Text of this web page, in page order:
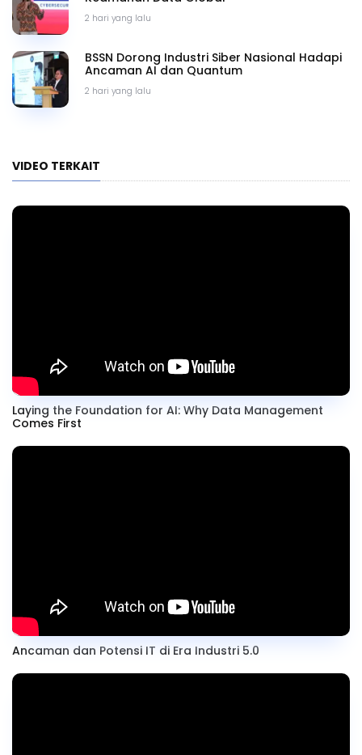
2 hari yang lalu
2 hari yang lalu
BSSN Dorong Industri Siber Nasional Hadapi
Ancaman AI dan Quantum
VIDEO TERKAIT
Laying the Foundation for AI: Why Data Management
Comes First
Ancaman dan Potensi IT di Era Industri 5.0